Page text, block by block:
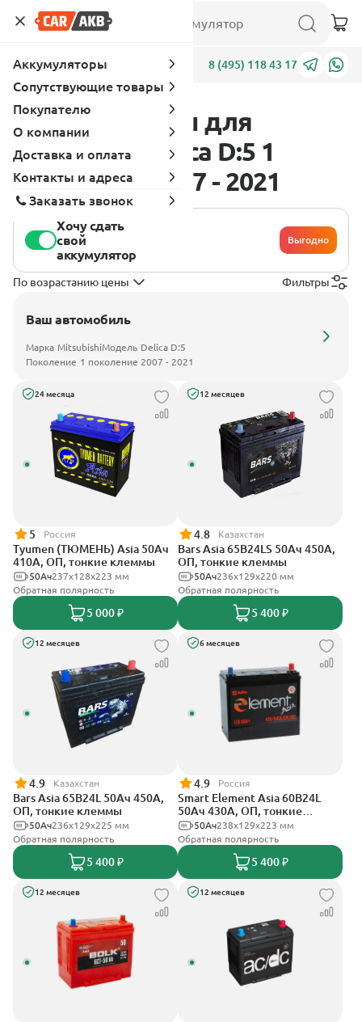
Адреса 8 (495) 118 43 17
Аккумуляторы для
Mitsubishi Delica D:5 1
поколение 2007 - 2021
Хочу сдать
свой
аккумулятор
Выгодно
По возрастанию цены Фильтры
Ваш автомобиль
Марка MitsubishiМодель Delica D:5
Поколение 1 поколение 2007 - 2021
24 месяца
5 Россия
Tyumen (ТЮМЕНЬ) Asia 50Ач
410А, ОП, тонкие клеммы
237х128х223 мм
50Ач
Обратная полярность
5 000 ₽
12 месяцев
4.8 Казахстан
Bars Asia 65B24LS 50Ач 450А,
ОП, тонкие клеммы
236х129х220 мм
50Ач
Обратная полярность
5 400 ₽
12 месяцев
4.9 Казахстан
Bars Asia 65B24L 50Ач 450А,
ОП, тонкие клеммы
236х129х225 мм
50Ач
Обратная полярность
5 400 ₽
6 месяцев
4.9 Россия
Smart Element Asia 60B24L
50Ач 430А, ОП, тонкие
клеммы238х129х223 мм
50Ач
Обратная полярность
5 400 ₽
12 месяцев 12 месяцев
Аккумуляторы
Сопутствующие товары
Покупателю
О компании
Доставка и оплата
Контакты и адреса
Заказать звонок